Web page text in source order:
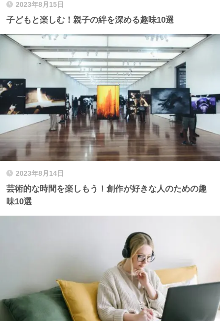
2023年8月15日
子どもと楽しむ！親子の絆を深める趣味10選
2023年8月14日
芸術的な時間を楽しもう！創作が好きな人のための趣
味10選